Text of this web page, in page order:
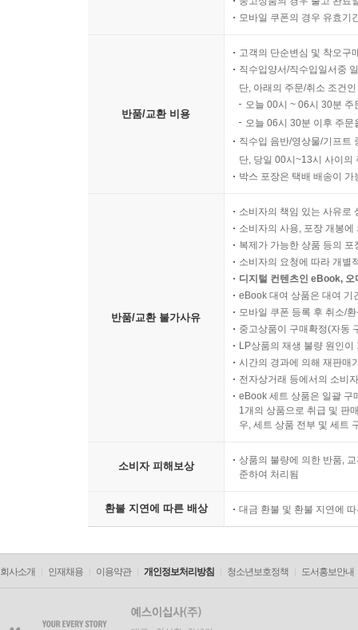
모바일 쿠폰의 경우 유효기
반품/교환 비용
고객의 단순변심 및 착오구
직수입양서/직수입일서중
단, 아래의 주문/취소 조건
오늘 00시 ~ 06시 30분
오늘 06시 30분 이후 주
직수입 음반/영상물/기프트
단, 당일 00시~13시 사이의
박스 포장은 택배 배송이
반품/교환 불가사유
소비자의 책임 있는 사유로
소비자의 사용, 포장 개봉
복제가 가능한 상품 등의
소비자의 요청에 따라 개별
디지털 컨텐츠인 eBook,
eBook 대여 상품은 대여 기
모바일 쿠폰 등록 후 취소/
중고상품이 구매확정(자동
LP상품의 재생 불량 원인
시간의 경과에 의해 재판매
전자상거래 등에서의 소비
eBook 세트 상품은 일괄 구
1개의 상품으로 취급 및 판
우, 세트 상품 전부 및 세트
소비자 피해보상
상품의 불량에 의한 반품,
준하여 처리됨
환불 지연에 따른 배상 대금 환불 및 환불 지연에
회사소개 인재채용 이용약관 개인정보처리방침 청소년보호정책 도서홍보안내